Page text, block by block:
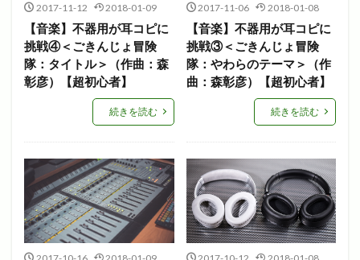
2017-11-12 2018-01-09
【音楽】不器用が耳コピに
挑戦④＜ごきんじょ冒険
隊：タイトル＞（作曲：森
彰彦）【超初心者】
続きを読む
2017-11-06 2018-01-08
【音楽】不器用が耳コピに
挑戦③＜ごきんじょ冒険
隊：やわらのテーマ＞（作
曲：森彰彦）【超初心者】
続きを読む